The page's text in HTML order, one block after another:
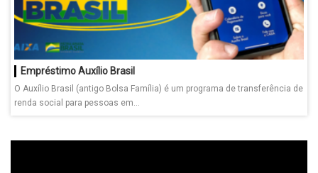
Empréstimo Auxílio Brasil
O Auxílio Brasil (antigo Bolsa Família) é um programa de transferência de
renda social para pessoas em...